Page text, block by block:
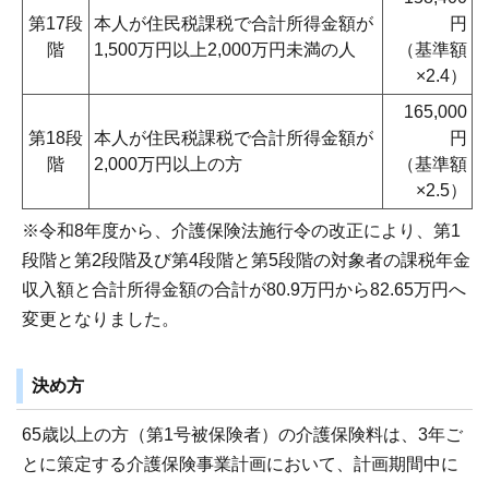
第17段
階
本人が住民税課税で合計所得金額が
1,500万円以上2,000万円未満の人
円
（基準額
×2.4）
第18段
階
本人が住民税課税で合計所得金額が
2,000万円以上の方
165,000
円
（基準額
×2.5）
※令和8年度から、介護保険法施行令の改正により、第1
段階と第2段階及び第4段階と第5段階の対象者の課税年金
収入額と合計所得金額の合計が80.9万円から82.65万円へ
変更となりました。
決め方
65歳以上の方（第1号被保険者）の介護保険料は、3年ご
とに策定する介護保険事業計画において、計画期間中に